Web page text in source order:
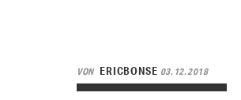
VON ERICBONSE 03.12.2018